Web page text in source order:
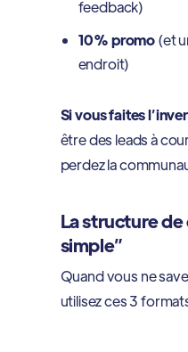
feedback)
10% promo(et
endroit)
Si vous faites
être des leads à
perdez la
La structure
simple”
Quand vous ne
utilisez ces 3